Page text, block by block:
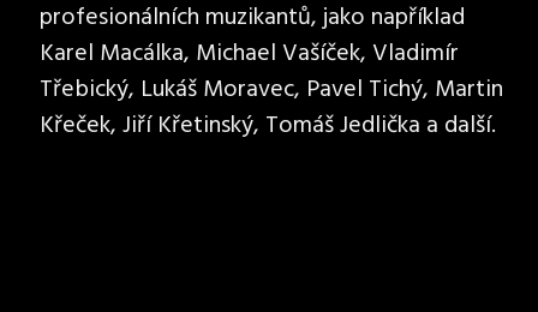
profesionálních muzikantů, jako například
Karel Macálka, Michael Vašíček, Vladimír
Třebický, Lukáš Moravec, Pavel Tichý, Martin
Křeček, Jiří Křetinský, Tomáš Jedlička a další.